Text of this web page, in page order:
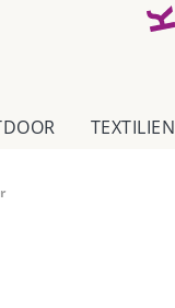
TEXTILIEN